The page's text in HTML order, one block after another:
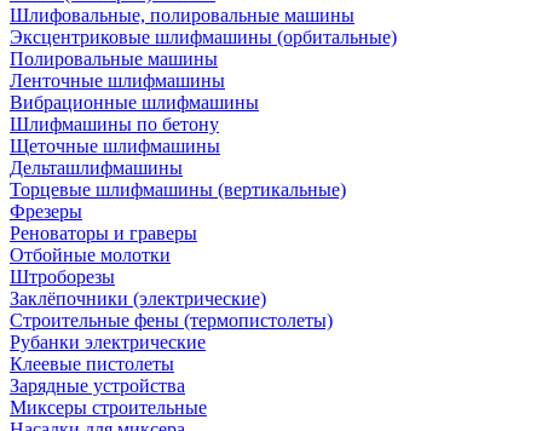
Шлифовальные, полировальные машины
Эксцентриковые шлифмашины (орбитальные)
Полировальные машины
Ленточные шлифмашины
Вибрационные шлифмашины
Шлифмашины по бетону
Щеточные шлифмашины
Дельташлифмашины
Торцевые шлифмашины (вертикальные)
Фрезеры
Реноваторы и граверы
Отбойные молотки
Штроборезы
Заклёпочники (электрические)
Строительные фены (термопистолеты)
Рубанки электрические
Клеевые пистолеты
Зарядные устройства
Миксеры строительные